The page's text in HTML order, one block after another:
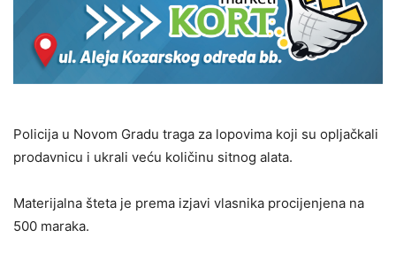
Policija u Novom Gradu traga za lopovima koji su opljačkali
prodavnicu i ukrali veću količinu sitnog alata.
Materijalna šteta je prema izjavi vlasnika procijenjena na
500 maraka.